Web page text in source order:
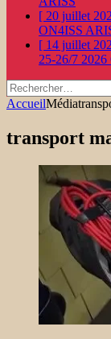
[ 20 juillet
ON4ISS
[ 14 juillet
25-26/7 2026
Rechercher :
AccueilMédia
transport